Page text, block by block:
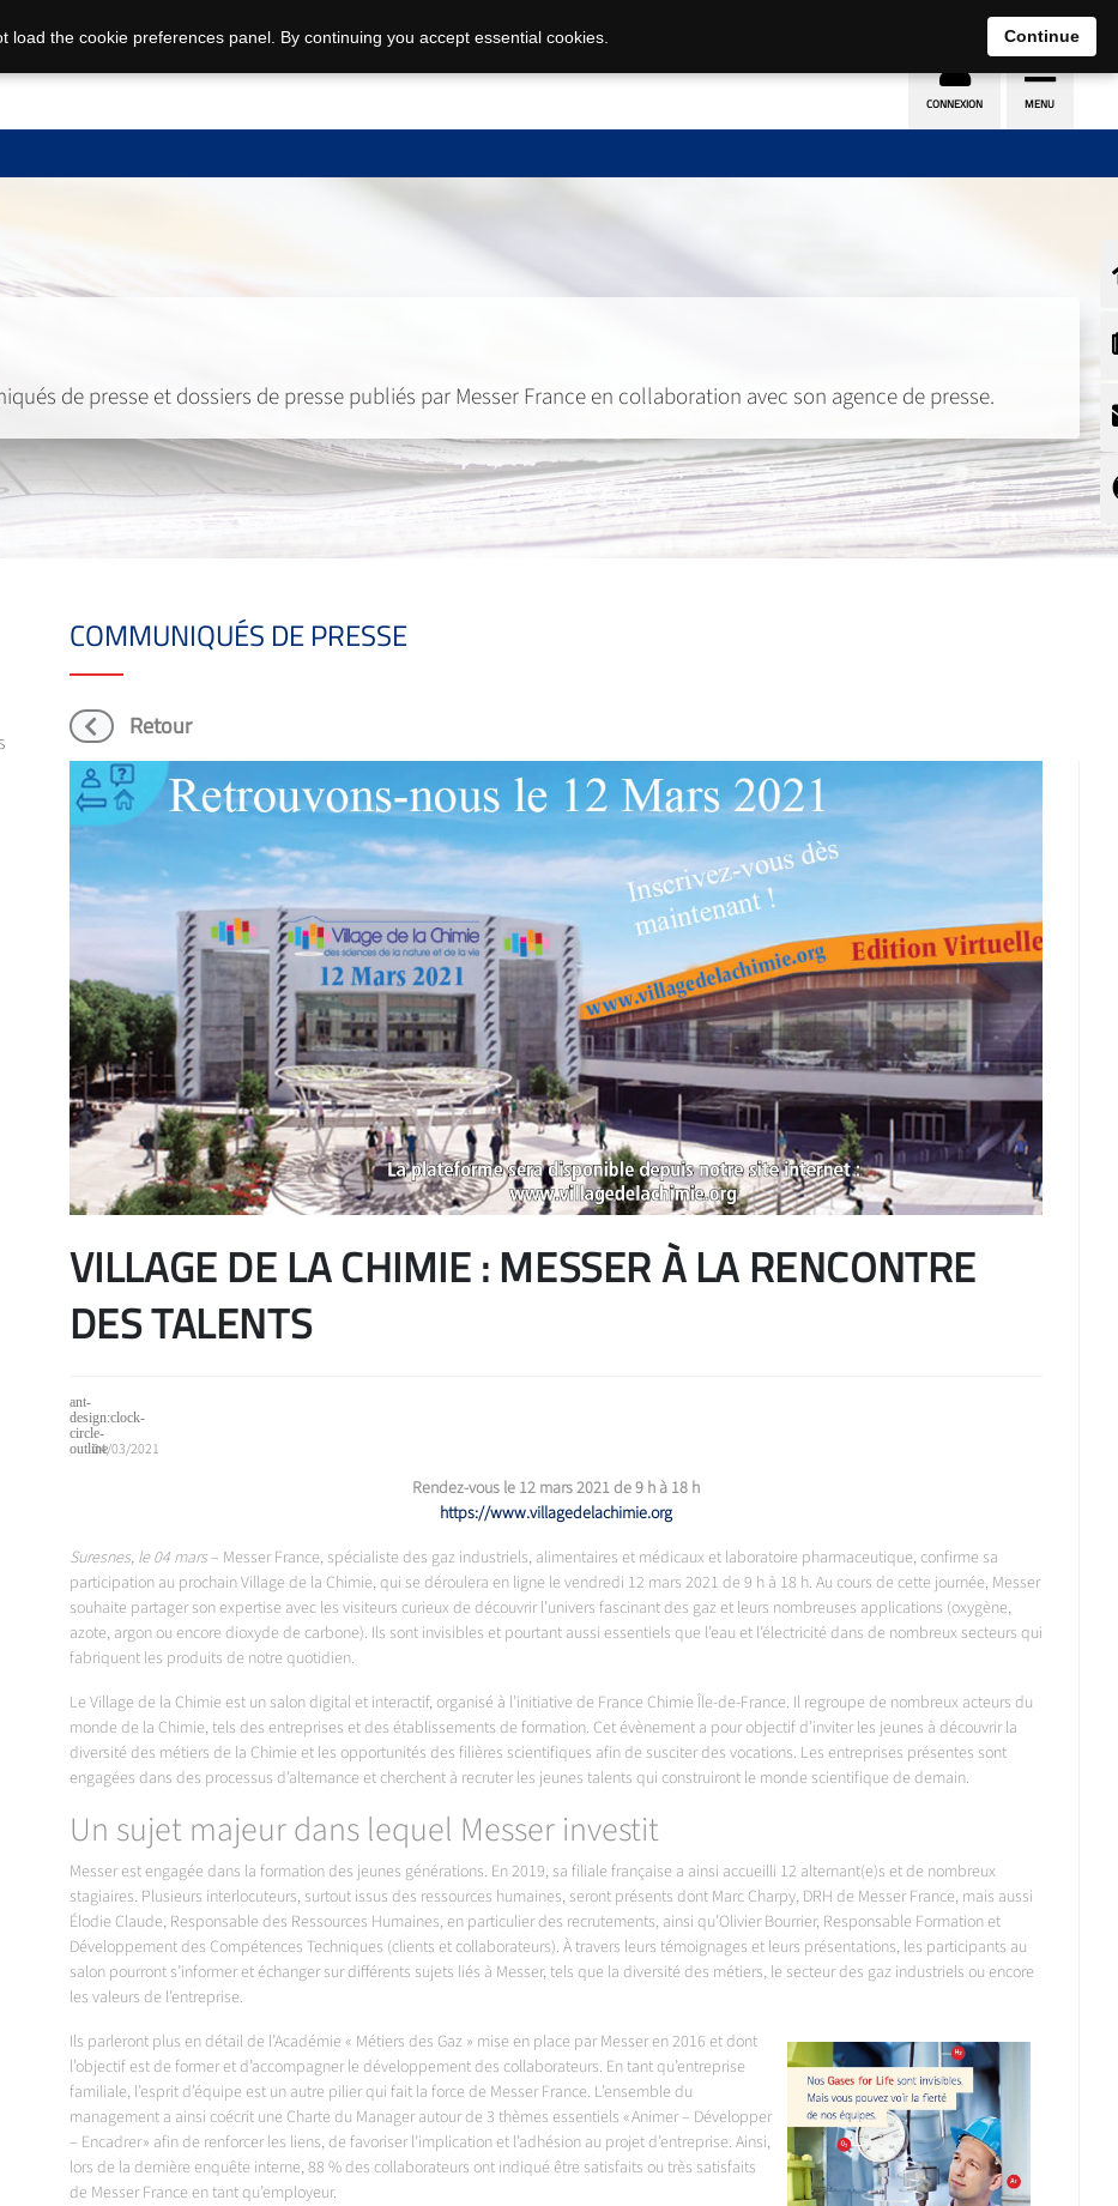
de presse et dossiers de presse publiés par Messer France en collaboration avec son agence de presse.
COMMUNIQUÉS DE PRESSE
Retour
VILLAGE DE LA CHIMIE : MESSER À LA RENCONTRE
DES TALENTS
04/03/2021
Rendez-vous le 12 mars 2021 de 9 h à 18 h
https://www.villagedelachimie.org
Suresnes, le 04 mars– Messer France, spécialiste des gaz industriels, alimentaires et médicaux et laboratoire pharmaceutique, confirme sa
participation au prochain Village de la Chimie, qui se déroulera en ligne le vendredi 12 mars 2021 de 9 h à 18 h. Au cours de cette journée, Messer
souhaite partager son expertise avec les visiteurs curieux de découvrir l’univers fascinant des gaz et leurs nombreuses applications (oxygène,
azote, argon ou encore dioxyde de carbone). Ils sont invisibles et pourtant aussi essentiels que l’eau et l’électricité dans de nombreux secteurs qui
fabriquent les produits de notre quotidien.
Le Village de la Chimie est un salon digital et interactif, organisé à l’initiative de France Chimie Île-de-France. Il regroupe de nombreux acteurs du
monde de la Chimie, tels des entreprises et des établissements de formation. Cet évènement a pour objectif d’inviter les jeunes à découvrir la
diversité des métiers de la Chimie et les opportunités des filières scientifiques afin de susciter des vocations. Les entreprises présentes sont
engagées dans des processus d’alternance et cherchent à recruter les jeunes talents qui construiront le monde scientifique de demain.
Un sujet majeur dans lequel Messer investit
Messer est engagée dans la formation des jeunes générations. En 2019, sa filiale française a ainsi accueilli 12 alternant(e)s et de nombreux
stagiaires. Plusieurs interlocuteurs, surtout issus des ressources humaines, seront présents dont Marc Charpy, DRH de Messer France, mais aussi
Élodie Claude, Responsable des Ressources Humaines, en particulier des recrutements, ainsi qu’Olivier Bourrier, Responsable Formation et
Développement des Compétences Techniques (clients et collaborateurs). À travers leurs témoignages et leurs présentations, les participants au
salon pourront s’informer et échanger sur différents sujets liés à Messer, tels que la diversité des métiers, le secteur des gaz industriels ou encore
les valeurs de l’entreprise.
Ils parleront plus en détail de l’Académie « Métiers des Gaz » mise en place par Messer en 2016 et dont
l’objectif est de former et d’accompagner le développement des collaborateurs. En tant qu’entreprise
familiale, l’esprit d’équipe est un autre pilier qui fait la force de Messer France. L’ensemble du
management a ainsi coécrit une Charte du Manager autour de 3 thèmes essentiels « Animer – Développer
– Encadrer » afin de renforcer les liens, de favoriser l’implication et l’adhésion au projet d’entreprise. Ainsi,
lors de la dernière enquête interne, 88 % des collaborateurs ont indiqué être satisfaits ou très satisfaits
de Messer France en tant qu’employeur.
load the cookie preferences panel. By continuing you accept essential cookies. Continue